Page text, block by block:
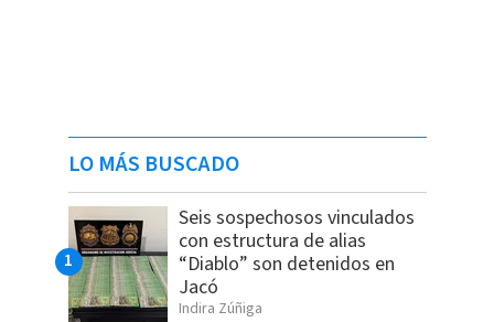
LO MÁS BUSCADO
Seis sospechosos vinculados
con estructura de alias
“Diablo” son detenidos en
Jacó
Indira Zúñiga